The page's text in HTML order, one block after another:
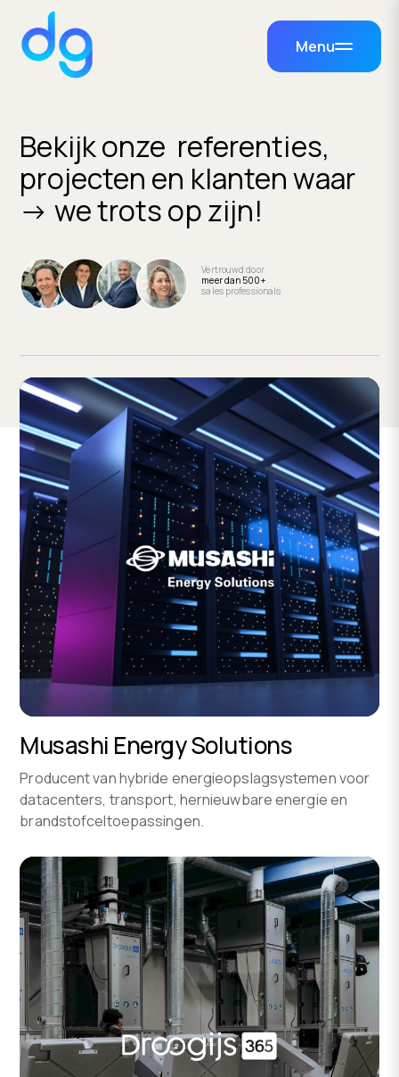
Menu
Bekijk onze referenties,
projecten en klanten waar
→ we trots op zijn!
Vertrouwd door
meer dan 500+
sales professionals
Musashi Energy Solutions
Producent van hybride energieopslagsystemen voor
datacenters, transport, hernieuwbare energie en
brandstofceltoepassingen.